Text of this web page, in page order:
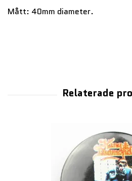
Mått: 40mm diameter.